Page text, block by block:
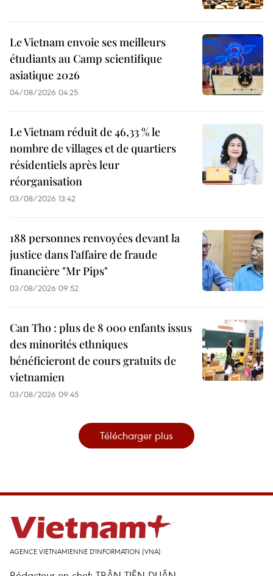
Le Vietnam envoie ses meilleurs
étudiants au Camp scientifique
asiatique 2026
04/08/2026 04:25
Le Vietnam réduit de 46,33 % le
nombre de villages et de quartiers
résidentiels après leur
réorganisation
03/08/2026 13:42
188 personnes renvoyées devant la
justice dans l’affaire de fraude
financière "Mr Pips"
03/08/2026 09:52
Can Tho : plus de 8 000 enfants issus
des minorités ethniques
bénéficieront de cours gratuits de
vietnamien
03/08/2026 09:45
Télécharger plus
AGENCE VIETNAMIENNE D'INFORMATION (VNA)